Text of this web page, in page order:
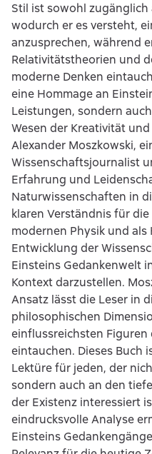
Stil ist sowohl zugänglich
wodurch er es versteht,
anzusprechen, während
Relativitätstheorien und
moderne Denken
eine Hommage an
Leistungen, sondern
Wesen der Kreativität
Alexander Moszkowski,
Wissenschaftsjournalist
Erfahrung und
Naturwissenschaften in
klaren Verständnis für
modernen Physik und
Entwicklung der
Einsteins Gedankenwelt
Kontext darzustellen.
Ansatz lässt die Leser in
philosophischen
einflussreichsten Figuren
eintauchen. Dieses Buch
Lektüre für jeden, der
sondern auch an den
der Existenz interessiert
eindrucksvolle Analyse
Einsteins